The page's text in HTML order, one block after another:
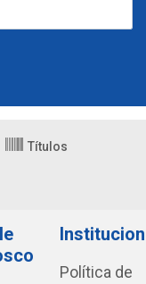
Títulos
Política de